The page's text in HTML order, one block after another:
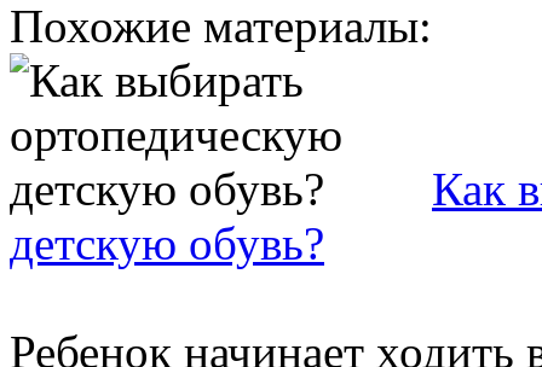
Похожие материалы:
Как
детскую обувь?
Ребенок начинает ходить